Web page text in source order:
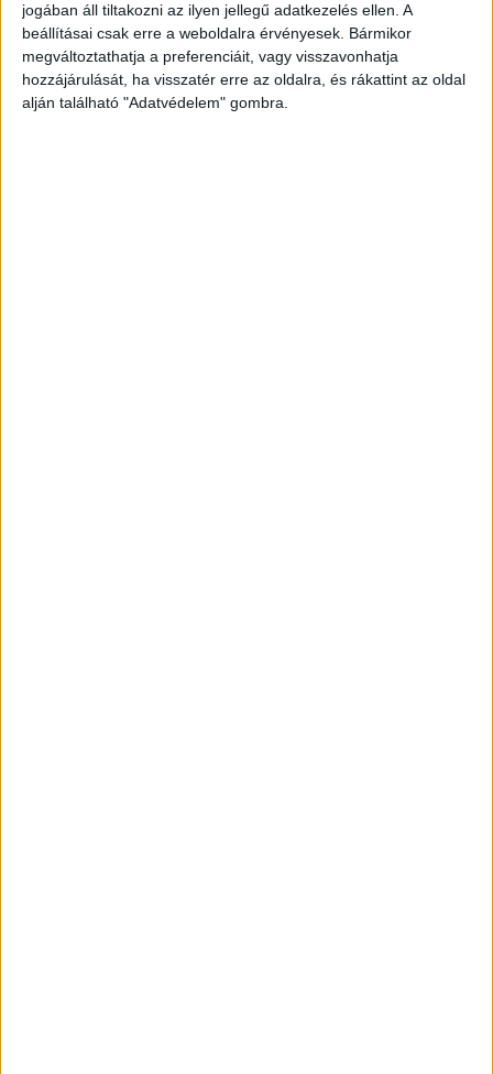
jogában áll tiltakozni az ilyen jellegű adatkezelés ellen. A
beállításai csak erre a weboldalra érvényesek. Bármikor
megváltoztathatja a preferenciáit, vagy visszavonhatja
hozzájárulását, ha visszatér erre az oldalra, és rákattint az oldal
alján található "Adatvédelem" gombra.
influencer érdeklődésének a középpontjában nem a
felhasználó, hanem a gazdasági haszonszerzés
lehetősége áll – figyelmeztet Guld Ádám.